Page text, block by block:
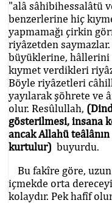
"alâ sâhibihessalâtü
benzerlerine hiç
yapmamağı çirkin
riyâzetden
büyüklerine, hâllerini
kıymet verdikleri
Böyle riyâzetleri
yayılarak şöhrete ve
olur. Resûlullah,
gösterilmesi, insana
ancak Allahü
kurtulur) buyurdu.
Bu fakîre göre,
içmekde orta
kolaydır. Pek hafîf